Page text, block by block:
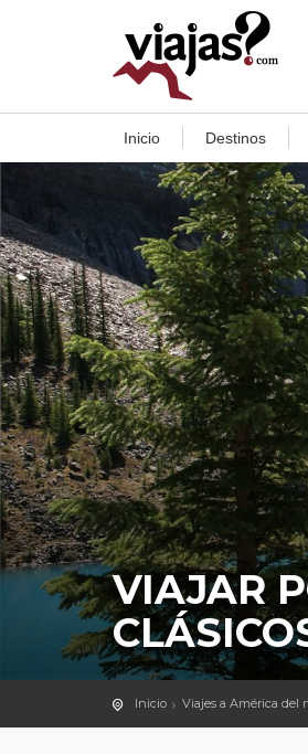
Inicio Destinos
VIAJAR
Inicio Viajes a América del